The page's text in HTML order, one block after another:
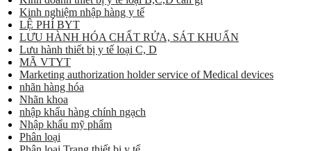
Kinh nghiệm nhập hàng y tế
LỆ PHÍ BYT
LƯU HÀNH HÓA CHẤT RỬA, SÁT KHUẨN
Lưu hành thiết bị y tế loại C, D
MÃ VTYT
Marketing authorization holder service of Medical devices
nhãn hàng hóa
Nhãn khoa
nhập khẩu hàng chính ngạch
Nhập khẩu mỹ phẩm
Phân loại